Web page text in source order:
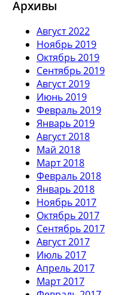
Архивы
Август 2022
Ноябрь 2019
Октябрь 2019
Сентябрь 2019
Август 2019
Июнь 2019
Февраль 2019
Январь 2019
Август 2018
Май 2018
Март 2018
Февраль 2018
Январь 2018
Ноябрь 2017
Октябрь 2017
Сентябрь 2017
Август 2017
Июль 2017
Апрель 2017
Март 2017